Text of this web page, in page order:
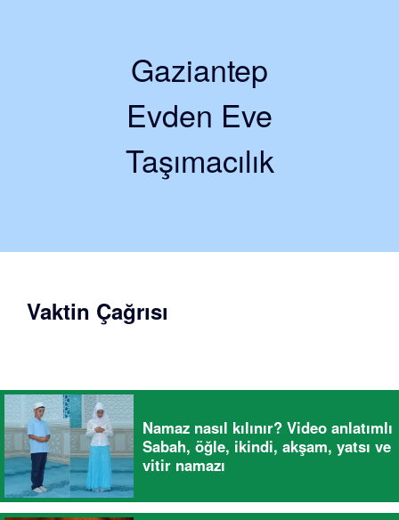
Gaziantep
Evden Eve
Taşımacılık
Vaktin Çağrısı
Namaz nasıl kılınır? Video anlatımlı
Sabah, öğle, ikindi, akşam, yatsı ve
vitir namazı